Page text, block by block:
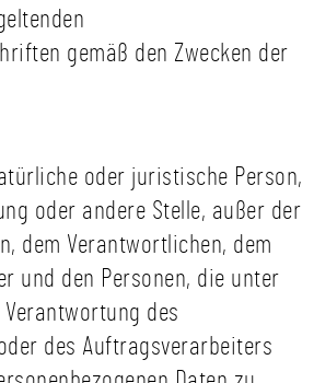
gemäß den Zwecken der
oder juristische Person,
oder andere Stelle, außer der
dem Verantwortlichen, dem
und den Personen, die unter
des
des Auftragsverarbeiters